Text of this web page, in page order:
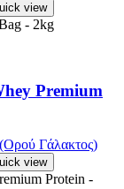
view
Premium
Γάλακτος)
view